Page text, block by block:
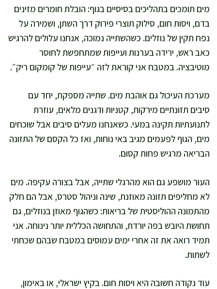
מים תומכים בתהליכים בסיסיים בגוף: הובלת חומרים מזינים
בדם, ויסות חום, סילוק תוצרי פירוק דרך השתן, ושמירה על
נפח תקין של נוזלים. כשהשתייה נמוכה, אנחנו עלולים להרגיש
כאב ראש, ירידה בערנות ועייפות שמתחפשת לחוסר
מוטיבציה. במטבח אני קוראת לזה ״עייפות של קומקום ריק״.
מערכת העיכול גם אוהבת מים. שתייה מספקת, יחד עם
סיבים תזונתיים מירקות, קטניות ודגנים מלאים, עוזרת
לתנועתיות תקינה במעי. כשאנחנו מעלים סיבים אבל שוכחים
מים, הגוף לפעמים מגיב באי נוחות, ואז כל הקסם של התזונה
הבריאה מרגיש פחות קסום.
העור מושפע גם הוא מהרגלי שתייה, אבל בצורה עקיפה. מים
לא מחליפים תזונה מאוזנת, שינה וניהול סטרס, אבל הם חלק
מהתמונה ההוליסטית של בריאות: כשהגוף מאוזן בנוזלים, גם
תחושת היובש בפה יורדת, והתחושה הכללית יותר נינוחה. אני
תמיד רואה את זה אחרי ימים עמוסים במטבח שבהם שכחתי
לשתות.
עוד נקודה חשובה היא ויסות חום. בקיץ ישראלי, או באימון,